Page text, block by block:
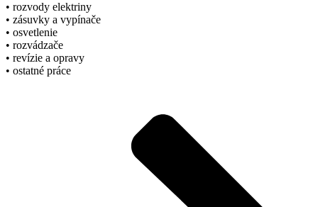
• rozvody elektriny
• zásuvky a vypínače
• osvetlenie
• rozvádzače
• revízie a opravy
• ostatné práce